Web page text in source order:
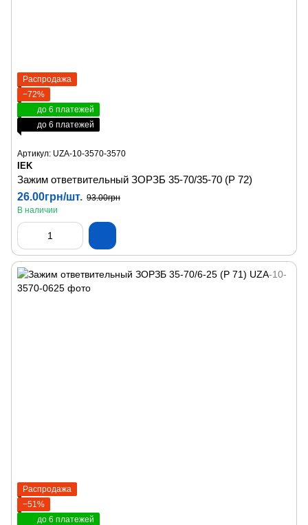
Распродажа
−72%
до 6 платежей
до 6 платежей
Артикул: UZA-10-3570-3570
IEK
Зажим ответвительный ЗОРЗБ 35-70/35-70 (Р 72)
26.00грн/шт. 93.00грн
В наличии
Распродажа
−51%
до 6 платежей